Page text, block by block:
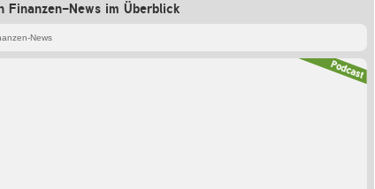
News im Überblick
News